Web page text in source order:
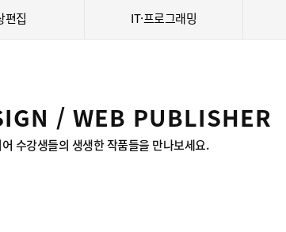
편집 IT·프로그래밍
/ WEB PUBLISHER
수강생들의 생생한 작품들을 만나보세요.